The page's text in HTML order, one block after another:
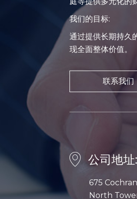
我们的目标:
通过提供长期持久
现全面整体价值。
联系我们
公司地址:
675
North